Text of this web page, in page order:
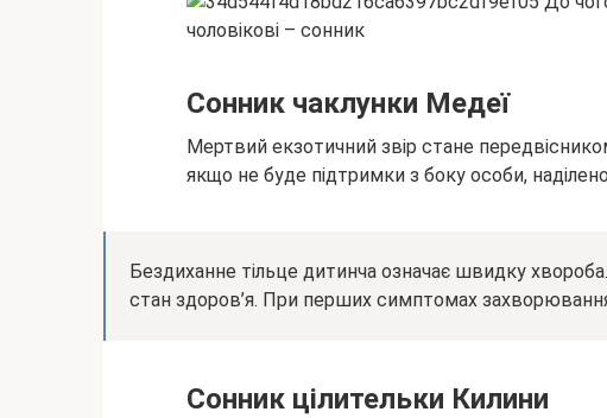
Сонник чаклунки Медеї
Мертвий екзотичний звір стане
якщо не буде підтримки з боку особи,
Бездиханне тільце дитинча означає швидку
стан здоров’я. При перших симптомах
Сонник цілительки Килини